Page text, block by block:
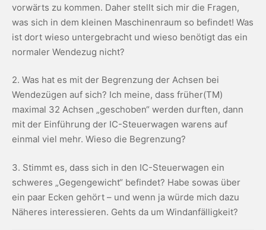
vorwärts zu kommen. Daher stellt sich mir die Fragen,
was sich in dem kleinen Maschinenraum so befindet! Was
ist dort wieso untergebracht und wieso benötigt das ein
normaler Wendezug nicht?
2. Was hat es mit der Begrenzung der Achsen bei
Wendezügen auf sich? Ich meine, dass früher(TM)
maximal 32 Achsen „geschoben“ werden durften, dann
mit der Einführung der IC-Steuerwagen warens auf
einmal viel mehr. Wieso die Begrenzung?
3. Stimmt es, dass sich in den IC-Steuerwagen ein
schweres „Gegengewicht“ befindet? Habe sowas über
ein paar Ecken gehört – und wenn ja würde mich dazu
Näheres interessieren. Gehts da um Windanfälligkeit?